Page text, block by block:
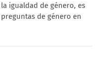
igualdad de género, es
de género en